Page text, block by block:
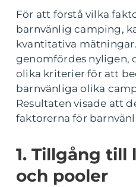
För att förstå vilka
barnvänlig camping,
kvantitativa
genomfördes nyligen,
olika kriterier för att
barnvänliga olika
Resultaten visade att
faktorerna för
1. Tillgång till
och pooler